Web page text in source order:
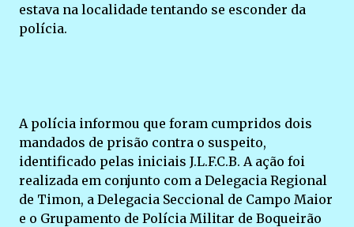
estava na localidade tentando se esconder da
polícia.
A polícia informou que foram cumpridos dois
mandados de prisão contra o suspeito,
identificado pelas iniciais J.L.F.C.B. A ação foi
realizada em conjunto com a Delegacia Regional
de Timon, a Delegacia Seccional de Campo Maior
e o Grupamento de Polícia Militar de Boqueirão